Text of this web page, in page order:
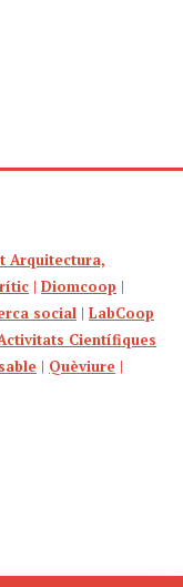
Arquitectura,
| Diomcoop |
social | LabCoop
Científiques
| Quèviure |